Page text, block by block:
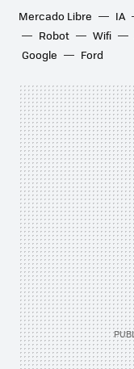
Mercado Libre
IA
Robot
Wifi
Google
Ford